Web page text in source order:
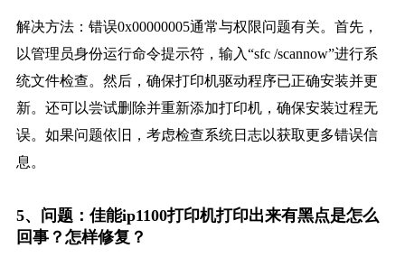
解决方法：错误0x00000005通常与权限问题有关。首先，
以管理员身份运行命令提示符，输入“sfc /scannow”进行系
统文件检查。然后，确保打印机驱动程序已正确安装并更
新。还可以尝试删除并重新添加打印机，确保安装过程无
误。如果问题依旧，考虑检查系统日志以获取更多错误信
息。
5、问题：佳能ip1100打印机打印出来有黑点是怎么
回事？怎样修复？